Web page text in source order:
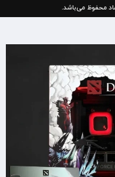
محفوظ می‌باشد.